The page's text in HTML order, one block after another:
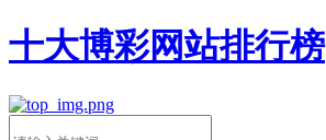
十大博彩网站排行榜